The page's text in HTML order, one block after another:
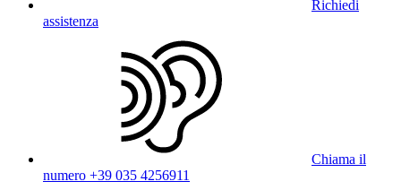
Richiedi
assistenza
Chiama il
numero +39 035 4256911